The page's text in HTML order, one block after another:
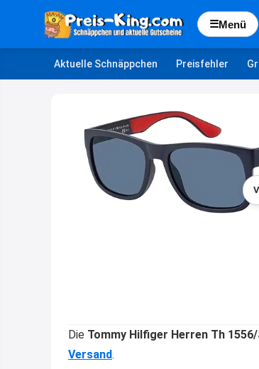
☰Menü
Aktuelle Schnäppchen Preisfehler
Die Tommy Hilfiger Herren Th
Versand.